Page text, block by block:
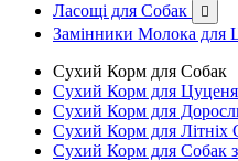
Ласощі для Собак 
Замінники Молока для
Сухий Корм для Собак
Сухий Корм для
Сухий Корм для
Сухий Корм для Літніх
Сухий Корм для Собак